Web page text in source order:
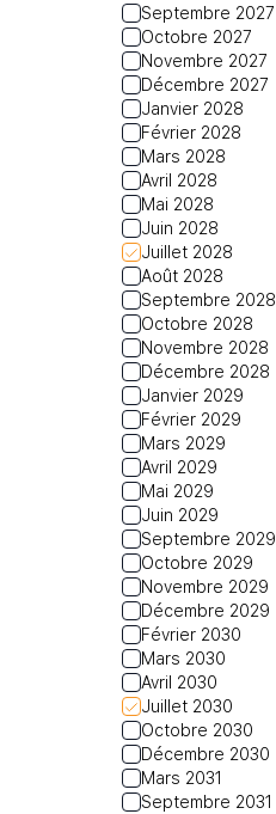
Septembre 2027
Octobre 2027
Novembre 2027
Décembre 2027
Janvier 2028
Février 2028
Mars 2028
Avril 2028
Mai 2028
Juin 2028
Juillet 2028
Août 2028
Septembre 2028
Octobre 2028
Novembre 2028
Décembre 2028
Janvier 2029
Février 2029
Mars 2029
Avril 2029
Mai 2029
Juin 2029
Septembre 2029
Octobre 2029
Novembre 2029
Décembre 2029
Février 2030
Mars 2030
Avril 2030
Juillet 2030
Octobre 2030
Décembre 2030
Mars 2031
Septembre 2031